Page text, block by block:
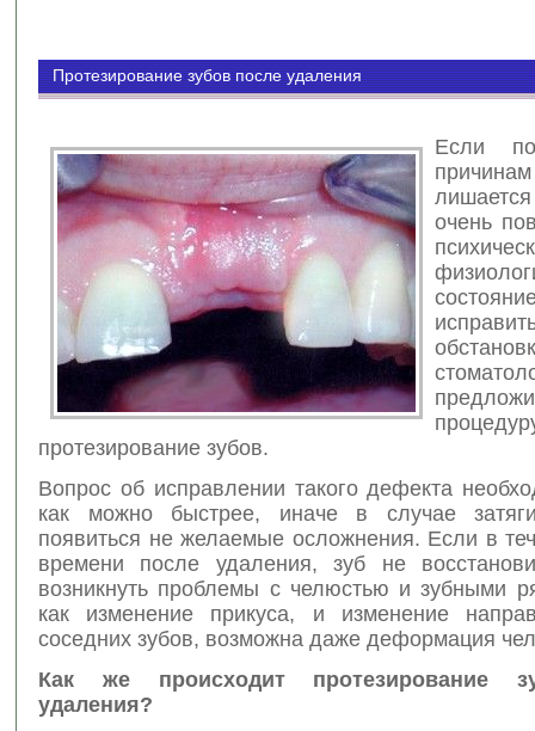
Протезирование зубов после удаления
Если
очень
протезирование зубов.
Вопрос об исправлении такого дефекта
как можно быстрее, иначе в случае
появиться не желаемые осложнения. Если в
времени после удаления, зуб не
возникнуть проблемы с челюстью и зубными
как изменение прикуса, и изменение
соседних зубов, возможна даже деформация
Как же происходит протезирование
удаления?